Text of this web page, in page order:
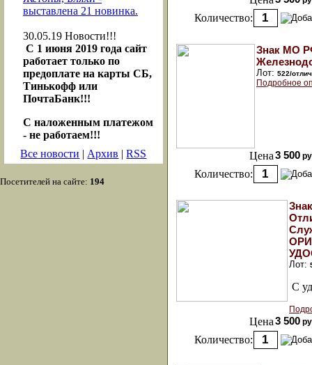
выставлена 21 новинка.
30.05.19 Новости!!!
С 1 июня 2019 года сайт
работает только по
предоплате на карты СБ,
Тинькофф или
ПочтаБанк!!!
С наложенным платежом
- не работаем!!!
Все новости | Архив |RSS
Посетителей на сайте: 194
Количество:
Знак МО
Лот: 522/
Подробное
Цена 3 500
Количество:
Лот:
С
Цена 3 500
Количество: